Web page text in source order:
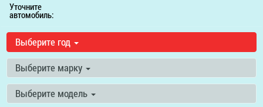
Уточните
автомобиль:
Выберите год
Выберите марку
Выберите модель